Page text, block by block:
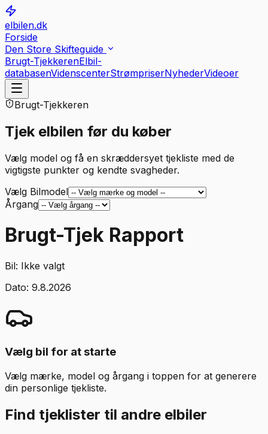
elbilen.dk
Forside
Den Store Skifteguide
Brugt-TjekkerenElbil-
databasenVidenscenterStrømpriserNyhederVideoer
Brugt-Tjekkeren
Tjek elbilen før du køber
Vælg model og få en skræddersyet tjekliste med de
vigtigste punkter og kendte svagheder.
Vælg Bilmodel
Årgang
Brugt-Tjek Rapport
Bil: Ikke valgt
Dato: 9.8.2026
Vælg bil for at starte
Vælg mærke, model og årgang i toppen for at generere
din personlige tjekliste.
Find tjeklister til andre elbiler